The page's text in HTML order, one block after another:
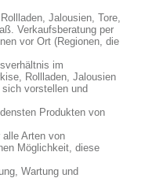
Jalousien, Tore,
Verkaufsberatung per
vor Ort (Regionen, die
im
Rollladen, Jalousien
vorstellen und
Produkten von
alle Arten von
Möglichkeit, diese
Wartung und